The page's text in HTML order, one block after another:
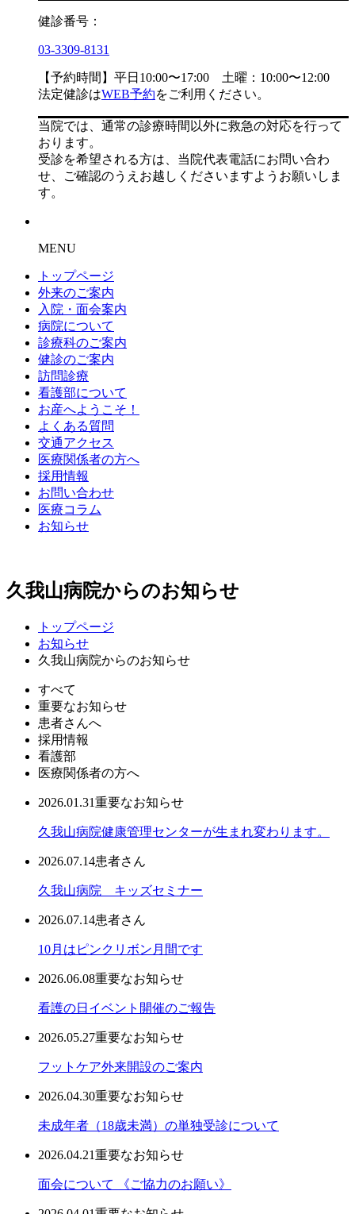
健診番号：
03-3309-8131
【予約時間】平日10:00〜17:00 土曜：10:00〜12:00
法定健診はWEB予約をご利用ください。
当院では、通常の診療時間以外に救急の対応を行って
おります。
受診を希望される方は、当院代表電話にお問い合わ
せ、ご確認のうえお越しくださいますようお願いしま
す。
MENU
トップページ
外来のご案内
入院・面会案内
病院について
診療科のご案内
健診のご案内
訪問診療
看護部について
お産へようこそ！
よくある質問
交通アクセス
医療関係者の方へ
採用情報
お問い合わせ
医療コラム
お知らせ
久我山病院からのお知らせ
トップページ
お知らせ
久我山病院からのお知らせ
すべて
重要なお知らせ
患者さんへ
採用情報
看護部
医療関係者の方へ
2026.01.31重要なお知らせ
久我山病院健康管理センターが生まれ変わります。
2026.07.14患者さん
久我山病院 キッズセミナー
2026.07.14患者さん
10月はピンクリボン月間です
2026.06.08重要なお知らせ
看護の日イベント開催のご報告
2026.05.27重要なお知らせ
フットケア外来開設のご案内
2026.04.30重要なお知らせ
未成年者（18歳未満）の単独受診について
2026.04.21重要なお知らせ
面会について 《ご協力のお願い》